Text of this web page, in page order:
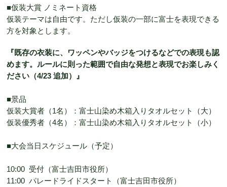
■仮装大賞 ノミネート資格
仮装テーマは自由です。ただし仮装の一部に富士を表現できる
方を対象とします。
『既存の衣装に、ワッペンやバッジをつけるなどでの表現も認
めます。ルールに則った範囲で自由な発想と表現でお楽しみく
ださい（4/23 追加）』
■景品
仮装大賞者（1名）：富士山染め木箱入りタオルセット（大）
仮装優秀者（4名）：富士山染め木箱入りタオルセット（小）
■大会当日スケジュール（予定）
10:00 受付（富士吉田市役所）
11:00 パレードライドスタート（富士吉田市役所）